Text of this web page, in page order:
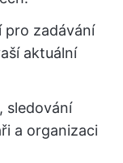
pro zadávání
aktuální
sledování
a organizaci